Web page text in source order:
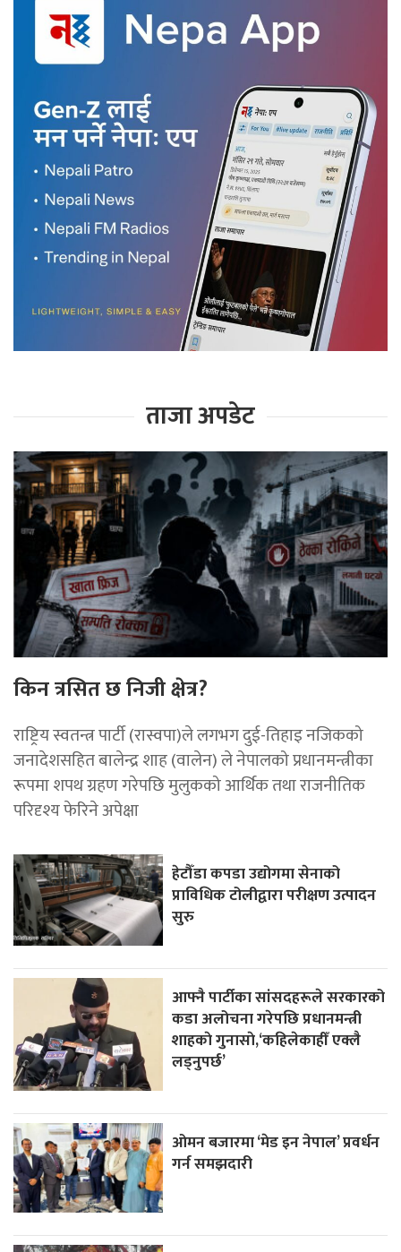
ताजा अपडेट
किन त्रसित छ निजी क्षेत्र?
राष्ट्रिय स्वतन्त्र पार्टी (रास्वपा)ले लगभग दुई-तिहाइ नजिकको
जनादेशसहित बालेन्द्र शाह (वालेन) ले नेपालको प्रधानमन्त्रीका
रूपमा शपथ ग्रहण गरेपछि मुलुकको आर्थिक तथा राजनीतिक
परिदृश्य फेरिने अपेक्षा
हेटौँडा कपडा उद्योगमा सेनाको
प्राविधिक टोलीद्वारा परीक्षण उत्पादन
सुरु
आफ्नै पार्टीका सांसदहरूले सरकारको
कडा अलोचना गरेपछि प्रधानमन्त्री
शाहकाे गुनासाे,‘कहिलेकाहीँ एक्लै
लड्नुपर्छ’
ओमन बजारमा ‘मेड इन नेपाल’ प्रवर्धन
गर्न समझदारी